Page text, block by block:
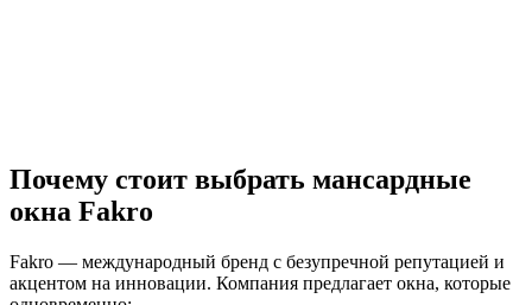
Почему стоит выбрать мансардные
окна Fakro
Fakro — международный бренд с безупречной репутацией и
акцентом на инновации. Компания предлагает окна, которые